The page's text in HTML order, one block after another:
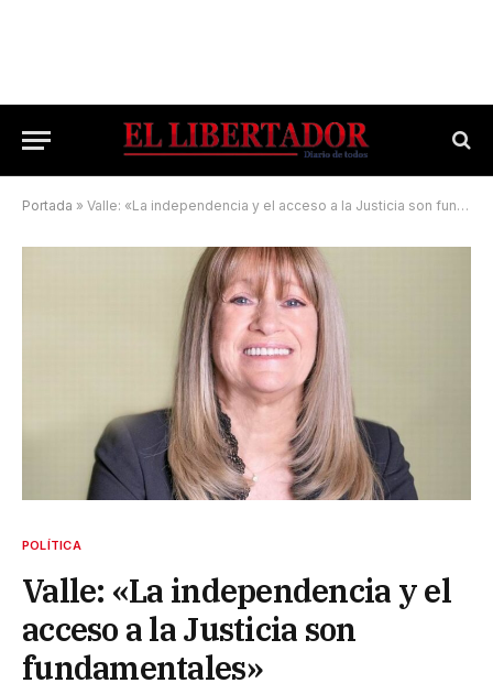
Portada » Valle: «La independencia y el acceso a la Justicia son fundamentales»
POLÍTICA
Valle: «La independencia y el
acceso a la Justicia son
fundamentales»